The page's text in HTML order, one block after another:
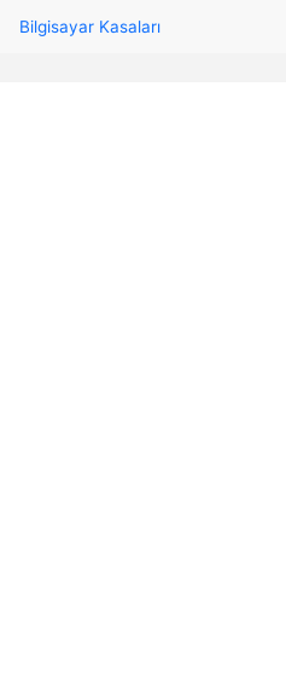
Bilgisayar Kasaları